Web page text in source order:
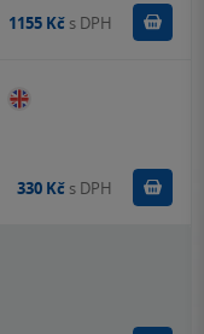
1155 Kč s DPH
330 Kč s DPH